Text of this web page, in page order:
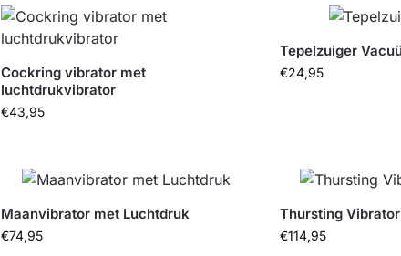
Cockring vibrator met
luchtdrukvibrator
€43,95
Tepelzuiger
€24,95
Maanvibrator met Luchtdruk
€74,95
Thursting
€114,95